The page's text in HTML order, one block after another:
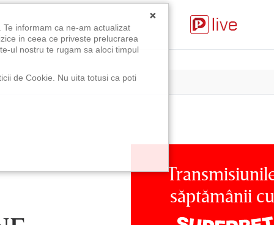
săptămânii cu
×
informam ca ne-am actualizat
in ceea ce priveste prelucrarea
ul nostru te rugam sa aloci timpul
de Cookie. Nu uita totusi ca poti